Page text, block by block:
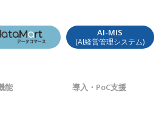
AI-MIS
(AI経営管理システム)
能 導入・PoC支援